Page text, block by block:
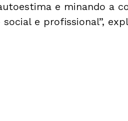
e minando a
e profissional”,